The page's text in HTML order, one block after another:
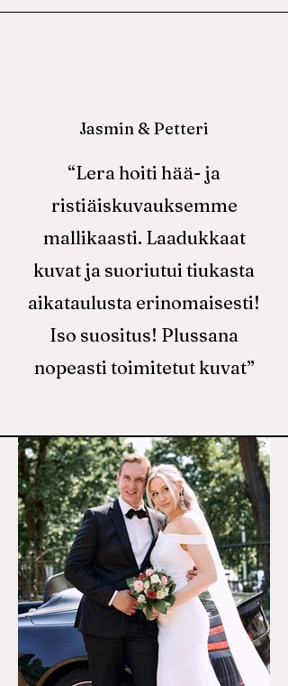
Jasmin & Petteri
“Lera hoiti hää- ja
ristiäiskuvauksemme
mallikaasti. Laadukkaat
kuvat ja suoriutui tiukasta
aikataulusta erinomaisesti!
Iso suositus! Plussana
nopeasti toimitetut kuvat”